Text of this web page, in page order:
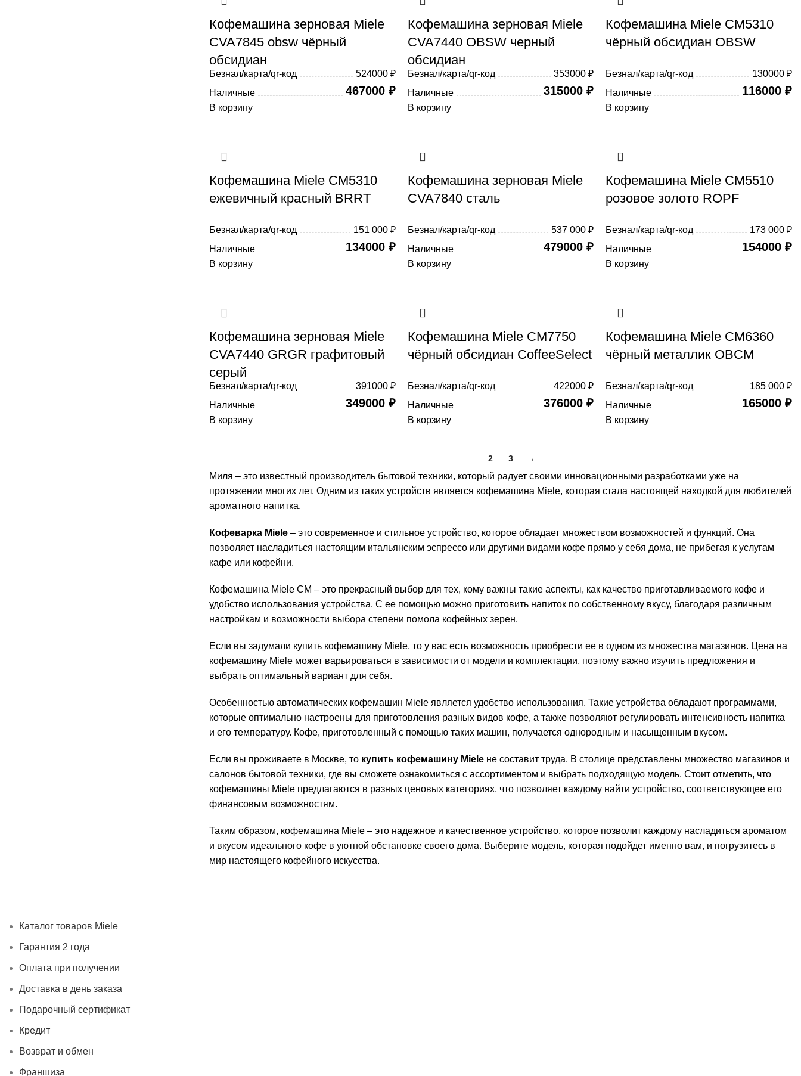
Кофемашина зерновая Miele
CVA7845 obsw чёрный
обсидиан
Безнал/карта/qr-код
524000 ₽
Наличные
467000 ₽
В корзину
Кофемашина зерновая Miele
CVA7440 OBSW черный
обсидиан
Безнал/карта/qr-код
353000 ₽
Наличные
315000₽
В корзину
Кофемашина Miele CM5310
чёрный обсидиан OBSW
Безнал/карта/qr-код
130000 ₽
Наличные
116000 ₽
В корзину
Кофемашина Miele CM5310
ежевичный красный BRRT
Безнал/карта/qr-код
151 000 ₽
Наличные
134000 ₽
В корзину
Кофемашина зерновая Miele
CVA7840 сталь
Безнал/карта/qr-код
537 000 ₽
Наличные
479000₽
В корзину
Кофемашина Miele CM5510
розовое золото ROPF
Безнал/карта/qr-код
173 000 ₽
Наличные
154000 ₽
В корзину
Кофемашина зерновая Miele
CVA7440 GRGR графитовый
серый
Безнал/карта/qr-код
391000 ₽
Наличные
349000 ₽
В корзину
Кофемашина Miele CM7750
чёрный обсидиан CoffeeSelect
Безнал/карта/qr-код
422000 ₽
Наличные
376000₽
В корзину
Кофемашина Miele CM6360
чёрный металлик OBCM
Безнал/карта/qr-код
185 000 ₽
Наличные
165000 ₽
В корзину
2 3 →
Миля – это известный производитель бытовой техники, который радует своими инновационными разработками уже на
протяжении многих лет. Одним из таких устройств является кофемашина Miele, которая стала настоящей находкой для любителей
ароматного напитка.
Кофеварка Miele – это современное и стильное устройство, которое обладает множеством возможностей и функций. Она
позволяет насладиться настоящим итальянским эспрессо или другими видами кофе прямо у себя дома, не прибегая к услугам
кафе или кофейни.
Кофемашина Miele CM – это прекрасный выбор для тех, кому важны такие аспекты, как качество приготавливаемого кофе и
удобство использования устройства. С ее помощью можно приготовить напиток по собственному вкусу, благодаря различным
настройкам и возможности выбора степени помола кофейных зерен.
Если вы задумали купить кофемашину Miele, то у вас есть возможность приобрести ее в одном из множества магазинов. Цена на
кофемашину Miele может варьироваться в зависимости от модели и комплектации, поэтому важно изучить предложения и
выбрать оптимальный вариант для себя.
Особенностью автоматических кофемашин Miele является удобство использования. Такие устройства обладают программами,
которые оптимально настроены для приготовления разных видов кофе, а также позволяют регулировать интенсивность напитка
и его температуру. Кофе, приготовленный с помощью таких машин, получается однородным и насыщенным вкусом.
Если вы проживаете в Москве, то купить кофемашину Miele не составит труда. В столице представлены множество магазинов и
салонов бытовой техники, где вы сможете ознакомиться с ассортиментом и выбрать подходящую модель. Стоит отметить, что
кофемашины Miele предлагаются в разных ценовых категориях, что позволяет каждому найти устройство, соответствующее его
финансовым возможностям.
Таким образом, кофемашина Miele – это надежное и качественное устройство, которое позволит каждому насладиться ароматом
и вкусом идеального кофе в уютной обстановке своего дома. Выберите модель, которая подойдет именно вам, и погрузитесь в
мир настоящего кофейного искусства.
Каталог товаров Miele
Гарантия 2 года
Оплата при получении
Доставка в день заказа
Подарочный сертификат
Кредит
Возврат и обмен
Франшиза